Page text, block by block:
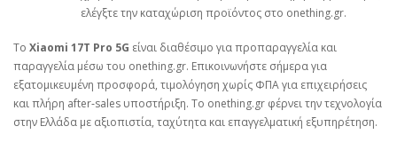
ελέγξτε την καταχώριση προϊόντος στο onething.gr.
Το Xiaomi 17T Pro 5G είναι διαθέσιμο για προπαραγγελία και
παραγγελία μέσω του onething.gr. Επικοινωνήστε σήμερα για
εξατομικευμένη προσφορά, τιμολόγηση χωρίς ΦΠΑ για επιχειρήσεις
και πλήρη after‑sales υποστήριξη. Το onething.gr φέρνει την τεχνολογία
στην Ελλάδα με αξιοπιστία, ταχύτητα και επαγγελματική εξυπηρέτηση.